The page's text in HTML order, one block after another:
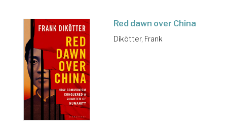
Red dawn over China
Dikötter, Frank